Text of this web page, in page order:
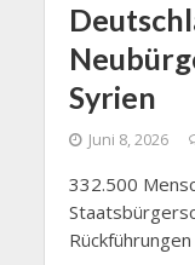
Syrien
Juni 8, 2026
332.500